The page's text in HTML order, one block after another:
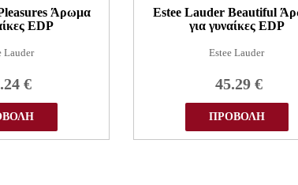
Άρωμα
EDP
Lauder
€
Estee Lauder Beautiful
για γυναίκες EDP
Estee Lauder
45.29 €
ΠΡΟΒΟΛΗ